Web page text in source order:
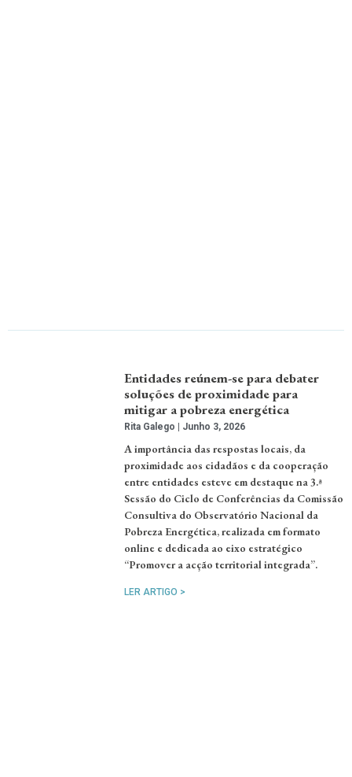
Entidades reúnem-se para debater
soluções de proximidade para
mitigar a pobreza energética
Rita Galego Junho 3, 2026
A importância das respostas locais, da
proximidade aos cidadãos e da cooperação
entre entidades esteve em destaque na 3.ª
Sessão do Ciclo de Conferências da Comissão
Consultiva do Observatório Nacional da
Pobreza Energética, realizada em formato
online e dedicada ao eixo estratégico
“Promover a acção territorial integrada”.
LER ARTIGO >